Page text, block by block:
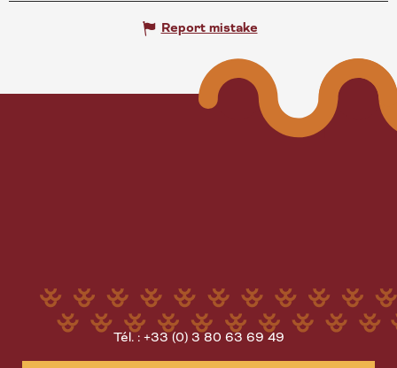
Report mistake
Tél. : +33 (0) 3 80 63 69 49